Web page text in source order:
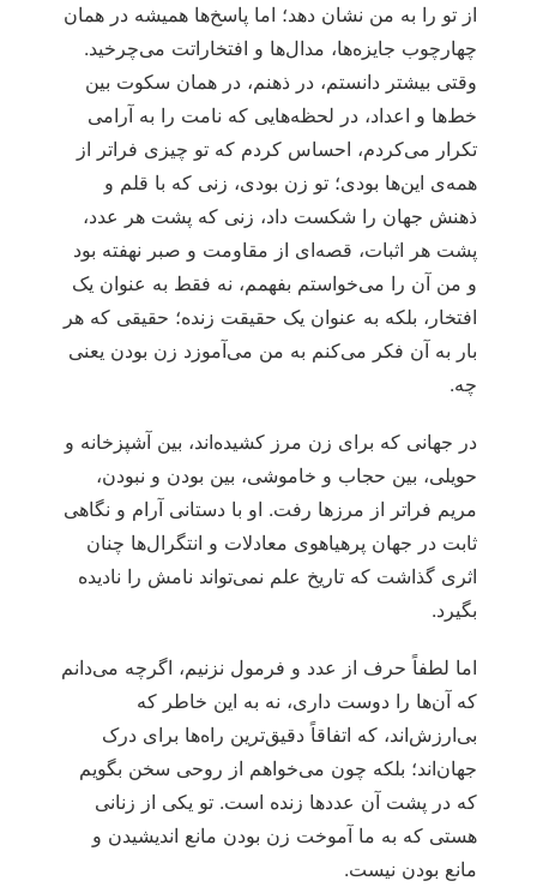
از تو را به من نشان دهد؛ اما پاسخ‌ها همیشه در همان
چهارچوب جایزه‌ها، مدال‌ها و افتخاراتت می‌چرخید.
وقتی بیشتر دانستم، در ذهنم، در همان سکوت بین
خط‌ها و اعداد، در لحظه‌هایی که نامت را به آرامی
تکرار می‌کردم، احساس کردم که تو چیزی فراتر از
همه‌ی این‌ها بودی؛ تو زن بودی، زنی که با قلم و
ذهنش جهان را شکست داد، زنی که پشت هر عدد،
پشت هر اثبات، قصه‌ای از مقاومت و صبر نهفته بود
و من آن را می‌خواستم بفهمم، نه فقط به عنوان یک
افتخار، بلکه به عنوان یک حقیقت زنده؛ حقیقی که هر
بار به آن فکر می‌کنم به من می‌آموزد زن بودن یعنی
چه.
در جهانی که برای زن مرز کشیده‌اند، بین آشپزخانه و
حویلی، بین حجاب و خاموشی، بین بودن و نبودن،
مریم فراتر از مرزها رفت. او با دستانی آرام و نگاهی
ثابت در جهان پرهیاهوی معادلات و انتگرال‌ها چنان
اثری گذاشت که تاریخ علم نمی‌تواند نامش را نادیده
بگیرد.
اما لطفاً حرف از عدد و فرمول نزنیم، اگرچه می‌دانم
که آن‌ها را دوست داری، نه به این خاطر که
بی‌ارزش‌اند، که اتفاقاً دقیق‌ترین راه‌ها برای درک
جهان‌اند؛ بلکه چون می‌خواهم از روحی سخن بگویم
که در پشت آن عددها زنده است. تو یکی از زنانی
هستی که به ما آموخت زن بودن مانع اندیشیدن و
مانع بودن نیست.